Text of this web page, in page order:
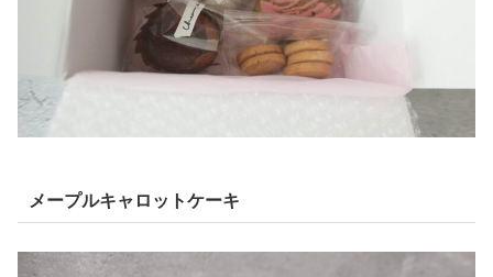
メープルキャロットケーキ